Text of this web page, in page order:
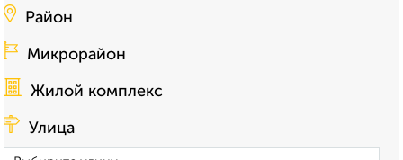
Район
Микрорайон
Жилой комплекс
Улица